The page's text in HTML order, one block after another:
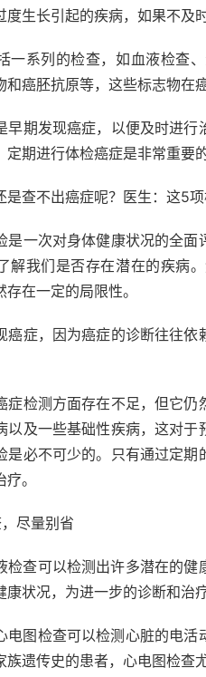
度生长引起的疾病，如果不及
一系列的检查，如血液检查
癌胚抗原等，这些标志物在
早期发现癌症，以便及时进
期进行体检癌症是非常重要的
是查不出癌症呢？医生：这5
是一次对身体健康状况的全
解我们是否存在潜在的疾病
在一定的局限性。
癌症，因为癌症的诊断往往
症检测方面存在不足，但它仍
以及一些基础性疾病，这对
是必不可少的。只有通过定
。
尽量别省
查可以检测出许多潜在的健
状况，为进一步的诊断和治
图检查可以检测心脏的电活
遗传史的患者，心电图检查